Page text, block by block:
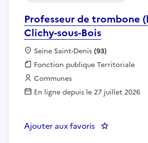
Professeur de trombone
Clichy-sous-Bois
Localisation :
Seine Saint-Denis(93)
Fonction publique :
Fonction publique Territoriale
Employeur :
Communes
En ligne depuis le 27 juillet 2026
Ajouter aux favoris : Professeur